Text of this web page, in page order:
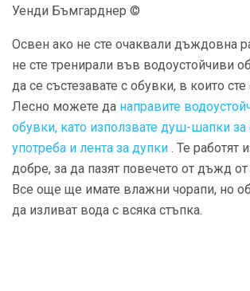
Уенди Бъмгарднер ©
Освен ако не сте очаквали дъждовна
не сте тренирали във водоустойчиви
да се състезавате с обувки, в които
Лесно можете да направите
обувки, като използвате душ-шапки за
употреба и лента за дупки . Те работят
добре, за да пазят повечето от дъжд
Все още ще имате влажни чорапи, но
да изливат вода с всяка стъпка.